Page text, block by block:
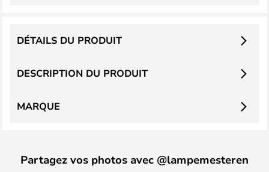
DESCRIPTION DU PRODUIT
DÉTAILS DU PRODUIT
MARQUE
Partagez vos photos avec @lampemesteren